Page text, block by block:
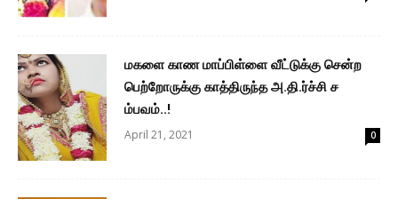
மகளை காண மாப்பிள்ளை வீட்டுக்கு சென்ற
பெற்றோருக்கு காத்திருந்த அ.தி.ர்ச்சி ச
ம்பவம்..!
April 21, 2021 0